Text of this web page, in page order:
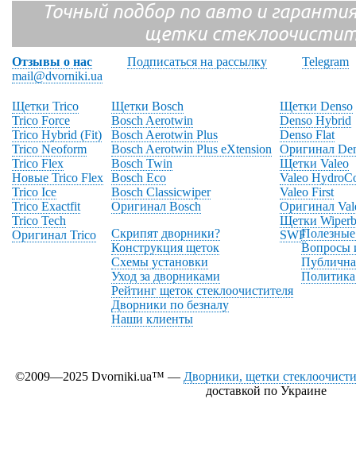
Точный подбор по авто и
щетки
Отзывы о нас Подписаться на рассылку
Telegram
mail@dvorniki.ua
Щетки Trico
Trico Force
Trico Hybrid (Fit)
Trico Neoform
Trico Flex
Новые Trico Flex
Trico Ice
Trico Exactfit
Trico Tech
Оригинал Trico
Щетки Bosch
Bosch Aerotwin
Bosch Aerotwin Plus
Bosch Aerotwin Plus eXtension
Bosch Twin
Bosch Eco
Bosch Classicwiper
Оригинал Bosch
Щетки Denso
Denso Hybrid
Denso Flat
Оригинал
Щетки Valeo
Valeo
Valeo First
Оригинал
Щетки
SWF
Скрипят дворники?
Конструкция щеток
Схемы установки
Уход за дворниками
Рейтинг щеток стеклоочистителя
Дворники по безналу
Наши клиенты
Вопросы
©2009—2025 Dvorniki.ua™ — Дворники, щетки
доставкой по Украине